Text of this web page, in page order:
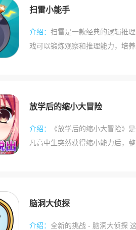
类物品方块，通过消除它们，推
密室场景中隐藏着可交互
扫雷小能手
介绍： 扫雷是一款经典的逻辑推
戏可以锻炼观察和推理能力，培
标识出来。小心玩这个游戏暴露你
放学后的缩小大冒险
介绍：
《放学后的缩小大冒险》
凡高中生突然获得缩小能力后，
脑洞大侦探
介绍： 全新的挑战 - 脑洞大侦探